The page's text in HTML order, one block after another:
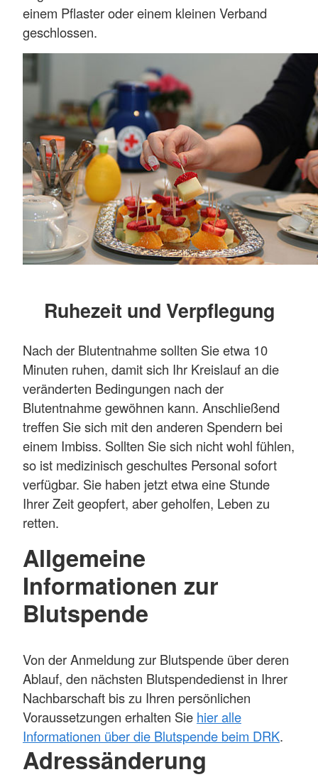
einem Pflaster oder einem kleinen Verband
geschlossen.
Ruhezeit und Verpflegung
Nach der Blutentnahme sollten Sie etwa 10
Minuten ruhen, damit sich Ihr Kreislauf an die
veränderten Bedingungen nach der
Blutentnahme gewöhnen kann. Anschließend
treffen Sie sich mit den anderen Spendern bei
einem Imbiss. Sollten Sie sich nicht wohl fühlen,
so ist medizinisch geschultes Personal sofort
verfügbar. Sie haben jetzt etwa eine Stunde
Ihrer Zeit geopfert, aber geholfen, Leben zu
retten.
Allgemeine
Informationen zur
Blutspende
Von der Anmeldung zur Blutspende über deren
Ablauf, den nächsten Blutspendedienst in Ihrer
Nachbarschaft bis zu Ihren persönlichen
Voraussetzungen erhalten Sie hier alle
Informationen über die Blutspende beim DRK.
Adressänderung